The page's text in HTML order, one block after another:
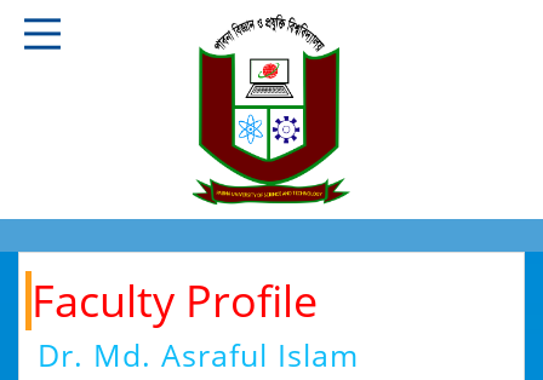
Faculty Profile
Dr. Md. Asraful Islam